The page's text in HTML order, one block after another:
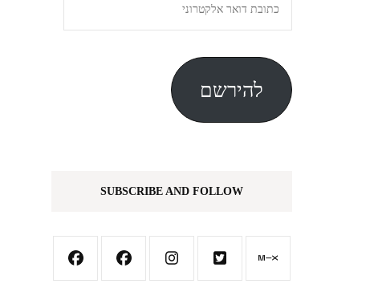
דואר
אלקטרוני
להירשם
SUBSCRIBE AND FOLLOW